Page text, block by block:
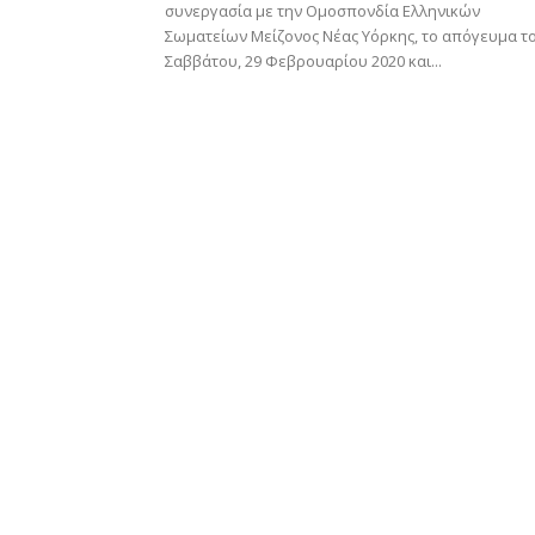
συνεργασία µε την Οµοσπονδία Ελληνικών
Σωµατείων Μείζονος Νέας Υόρκης, το απόγευμα
Σαββάτου, 29 Φεβρουαρίου 2020 και...